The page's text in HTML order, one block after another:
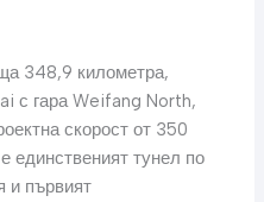
348,9 километра,
с гара Weifang North,
скорост от 350
единственият тунел по
и първият